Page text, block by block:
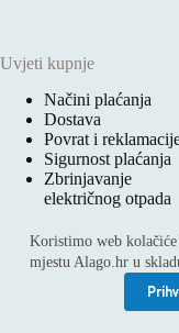
Koristimo web
mjestu Alago.hr u
Uvjeti kupnje
Načini plaćanja
Dostava
Povrat i
Sigurnost plaćanja
Zbrinjavanje
električnog otpada